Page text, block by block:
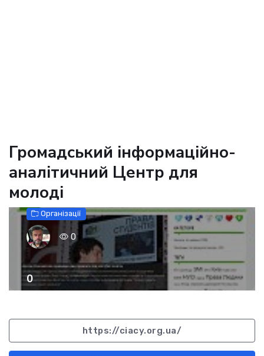
Громадський інформаційно-
аналітичний Центр для
молоді
Організації
0
0
https://ciacy.org.ua/